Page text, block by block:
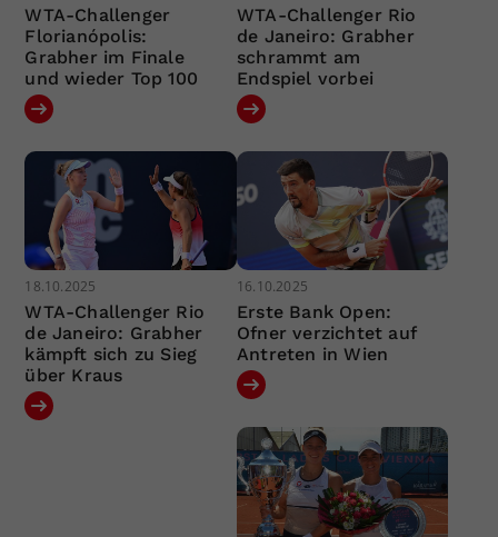
WTA-Challenger
Florianópolis:
Grabher im Finale
und wieder Top 100
WTA-Challenger Rio
de Janeiro: Grabher
schrammt am
Endspiel vorbei
18.10.2025
WTA-Challenger Rio
de Janeiro: Grabher
kämpft sich zu Sieg
über Kraus
16.10.2025
Erste Bank Open:
Ofner verzichtet auf
Antreten in Wien